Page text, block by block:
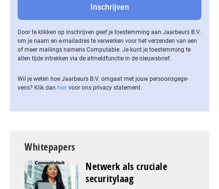
Door te klikken op inschrijven geef je toestemming aan Jaarbeurs B.V.
om je naam en e-mailadres te verwerken voor het verzenden van een
of meer mailings namens Computable. Je kunt je toestemming te
allen tijde intrekken via de af­meld­func­tie in de nieuwsbrief.
Wil je weten hoe Jaarbeurs B.V. omgaat met jouw per­soons­ge­ge­
vens? Klik dan hier voor ons privacy statement.
Whitepapers
Netwerk als cruciale
securitylaag